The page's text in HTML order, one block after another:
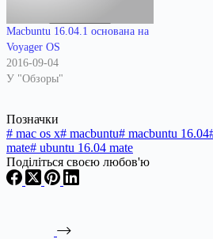
Macbuntu 16.04.1 основана на
Voyager OS
2016-09-04
У "Обзоры"
Позначки
# mac os x# macbuntu# macbuntu 16.04
mate# ubuntu 16.04 mate
Поділіться своєю любов'ю